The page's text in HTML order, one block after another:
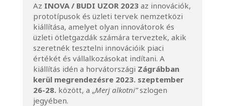
Az INOVA / BUDI UZOR 2023az innovációk,
prototípusok és üzleti tervek nemzetközi
kiállítása, amelyet olyan innovátorok és
üzleti ötletgazdák számára terveztek, akik
szeretnék tesztelni innovációik piaci
értékét és vállalkozásokat indítani. A
kiállítás idén a horvátországi Zágrábban
kerül megrendezésre 2023. szeptember
26-28.között, a „Merj alkotni”szlogen
jegyében.